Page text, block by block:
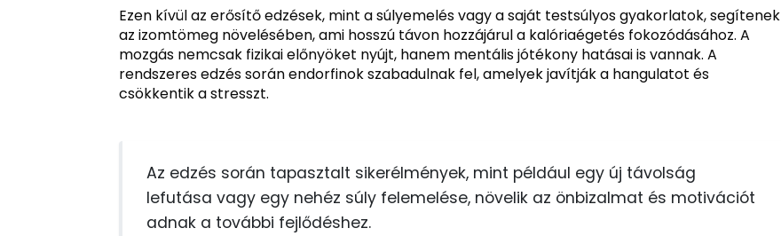
Ezen kívül az erősítő edzések, mint a súlyemelés vagy a saját testsúlyos gyakorlatok, segítenek
az izomtömeg növelésében, ami hosszú távon hozzájárul a kalóriaégetés fokozódásához. A
mozgás nemcsak fizikai előnyöket nyújt, hanem mentális jótékony hatásai is vannak. A
rendszeres edzés során endorfinok szabadulnak fel, amelyek javítják a hangulatot és
csökkentik a stresszt.
Az edzés során tapasztalt sikerélmények, mint például egy új távolság
lefutása vagy egy nehéz súly felemelése, növelik az önbizalmat és motivációt
adnak a további fejlődéshez.